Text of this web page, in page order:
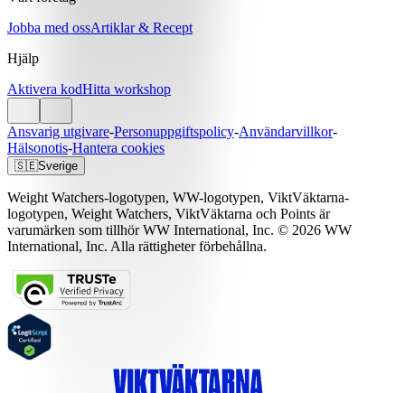
Jobba med ossArtiklar & Recept
Hjälp
Aktivera kodHitta workshop
Ansvarig utgivare-Personuppgiftspolicy-Användarvillkor-
Hälsonotis-Hantera cookies
🇸🇪Sverige
Weight Watchers-logotypen, WW-logotypen, ViktVäktarna-
logotypen, Weight Watchers, ViktVäktarna och Points är
varumärken som tillhör WW International, Inc. © 2026 WW
International, Inc. Alla rättigheter förbehållna.